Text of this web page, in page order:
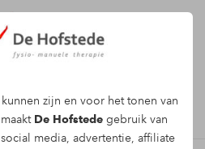
zijn en voor het tonen van
De Hofstedegebruik van
media, advertentie, affiliate
maken